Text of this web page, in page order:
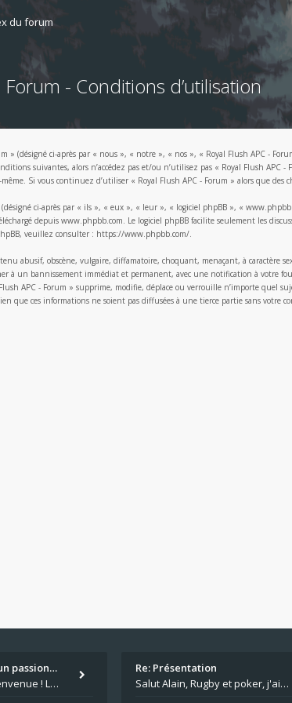
du forum
Forum - Conditions d’utilisation
» (désigné ci-après par « nous », « notre », « nos », « Royal Flush APC -
suivantes, alors n’accédez pas et/ou n’utilisez pas « Royal Flush
Si vous continuez d’utiliser « Royal Flush APC - Forum » alors que
(désigné ci-après par « ils », « eux », « leur », « logiciel phpBB », «
depuis www.phpbb.com. Le logiciel phpBB facilite seulement les
veuillez consulter : https://www.phpbb.com/.
abusif, obscène, vulgaire, diffamatoire, choquant, menaçant, à
à un bannissement immédiat et permanent, avec une notification à votre
APC - Forum » supprime, modifie, déplace ou verrouille n’importe quel
que ces informations ne soient pas diffusées à une tierce partie sans
passion…
Salut Cosmostar, Bienvenue ! Les paris sportifs en plus du poker, c'est ce que je fais aussi. Surtout la NBA, je mise su
Re: Présentation
Salut Alain, Rugby et poker, j'aime bien le mélange. Tu suis le rugby du coin ? Moi j'essaie d'aller voir des matchs de